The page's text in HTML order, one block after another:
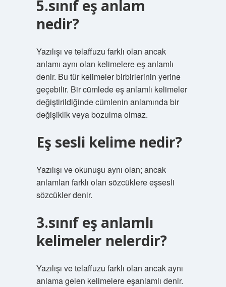
5.sınıf eş anlam
nedir?
Yazılışı ve telaffuzu farklı olan ancak
anlamı aynı olan kelimelere eş anlamlı
denir. Bu tür kelimeler birbirlerinin yerine
geçebilir. Bir cümlede eş anlamlı kelimeler
değiştirildiğinde cümlenin anlamında bir
değişiklik veya bozulma olmaz.
Eş sesli kelime nedir?
Yazılışı ve okunuşu aynı olan; ancak
anlamları farklı olan sözcüklere eşsesli
sözcükler denir.
3.sınıf eş anlamlı
kelimeler nelerdir?
Yazılışı ve telaffuzu farklı olan ancak aynı
anlama gelen kelimelere eşanlamlı denir.